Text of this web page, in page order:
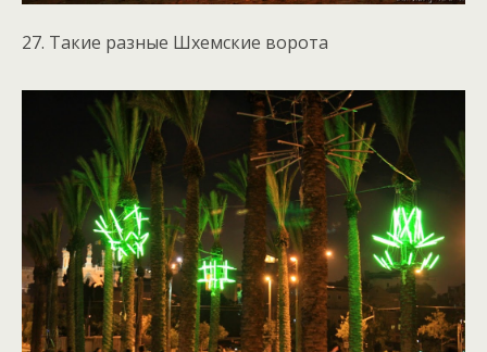
27. Такие разные Шхемские ворота